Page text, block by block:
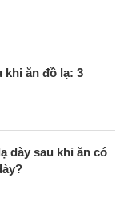
khi ăn đồ lạ: 3
dày sau khi ăn có